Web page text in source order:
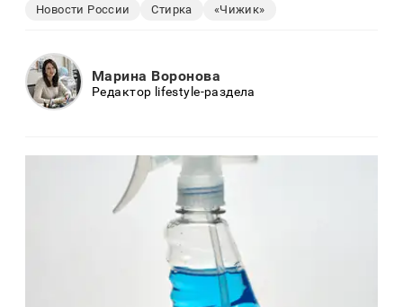
Новости России Стирка «Чижик»
Марина Воронова
Редактор lifestyle-раздела